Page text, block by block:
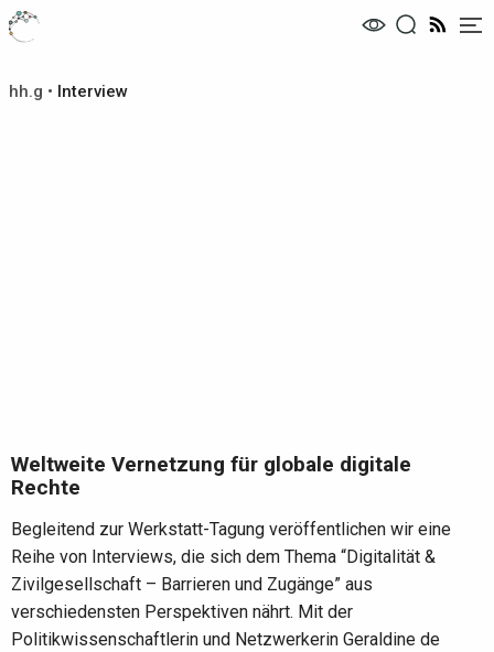
hh.g • Interview
Weltweite Vernetzung für globale digitale
Rechte
Begleitend zur Werkstatt-Tagung veröffentlichen wir eine
Reihe von Interviews, die sich dem Thema “Digitalität &
Zivilgesellschaft – Barrieren und Zugänge” aus
verschiedensten Perspektiven nährt. Mit der
Politikwissenschaftlerin und Netzwerkerin Geraldine de